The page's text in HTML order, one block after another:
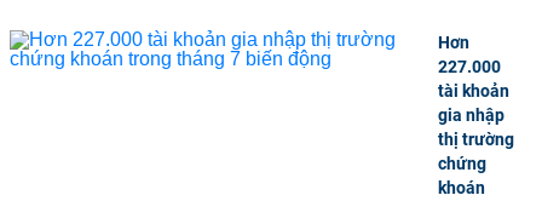
Hơn
227.000
tài khoản
gia nhập
thị trường
chứng
khoán